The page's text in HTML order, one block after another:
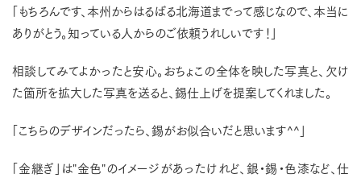
「もちろんです、本州からはるばる北海道までって感じなので、本当に
ありがとう。知っている人からのご依頼うれしいです！」
相談してみてよかったと安心。おちょこの全体を映した写真と、欠け
た箇所を拡大した写真を送ると、錫仕上げを提案してくれました。
「こちらのデザインだったら、錫がお似合いだと思います^^」
「金継ぎ」は"金色"のイメージがあったけれど、銀・錫・色漆など、仕